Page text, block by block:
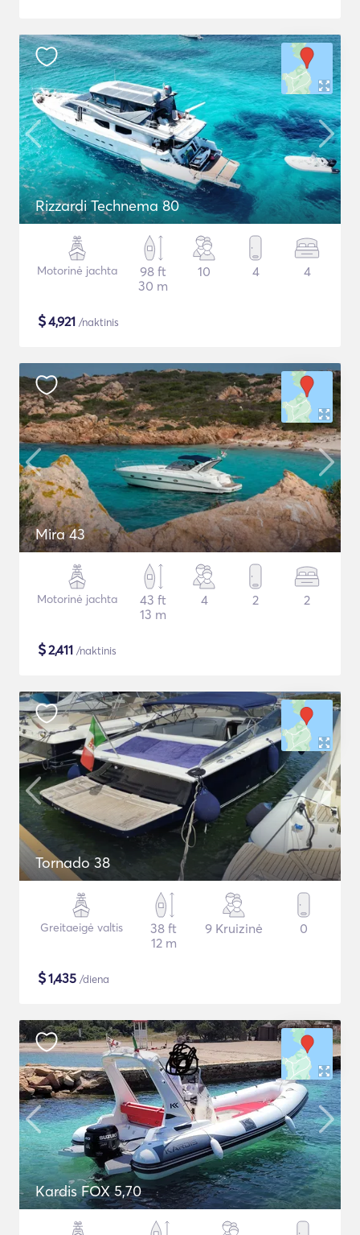
Rizzardi Technema 80
Motorinė jachta
98 ft
30 m
10 4 4
$4,921 /naktinis
Mira 43
Motorinė jachta
43 ft
13 m
4 2 2
$2,411 /naktinis
Tornado 38
Greitaeigė valtis
38 ft
12 m
9 Kruizinė 0
$1,435 /diena
Kardis FOX 5,70